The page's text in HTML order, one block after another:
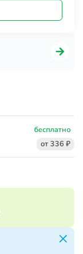
бесплатно
от 336 ₽